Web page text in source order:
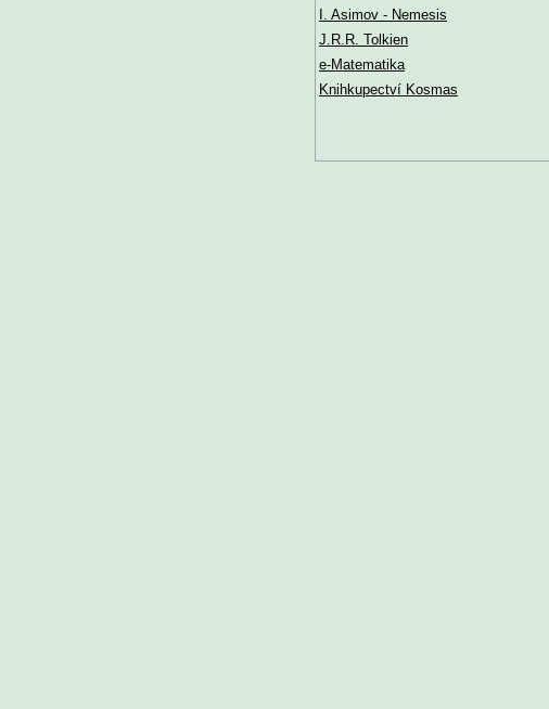
I. Asimov - Nemesis
J.R.R. Tolkien
e-Matematika
Knihkupectví Kosmas